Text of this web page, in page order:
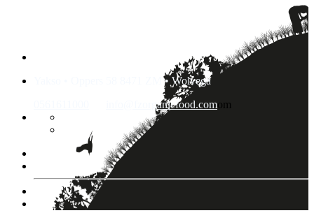
Yakso • Oppers 58 8471 ZM • Wolvega
info@fzorganicfood.comom